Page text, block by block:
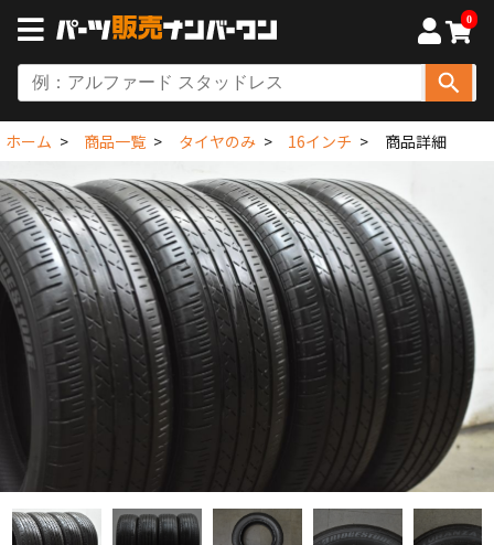
0
ホーム 商品一覧 タイヤのみ 16インチ 商品詳細